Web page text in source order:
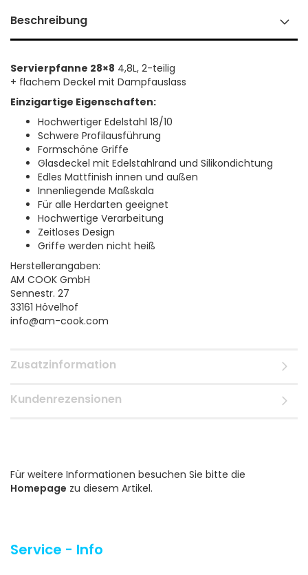
Beschreibung
Servierpfanne 28×8 4,8L, 2-teilig
+ flachem Deckel mit Dampfauslass
Einzigartige Eigenschaften:
Hochwertiger Edelstahl 18/10
Schwere Profilausführung
Formschöne Griffe
Glasdeckel mit Edelstahlrand und Silikondichtung
Edles Mattfinish innen und außen
Innenliegende Maßskala
Für alle Herdarten geeignet
Hochwertige Verarbeitung
Zeitloses Design
Griffe werden nicht heiß
Herstellerangaben:
AM COOK GmbH
Sennestr. 27
33161 Hövelhof
info@am-cook.com
Zusatzinformation
Kundenrezensionen
Für weitere Informationen besuchen Sie bitte die
Homepage zu diesem Artikel.
Service - Info